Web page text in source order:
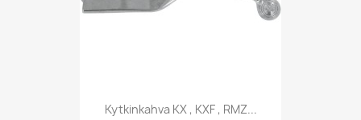
Kytkinkahva KX , KXF , RMZ...